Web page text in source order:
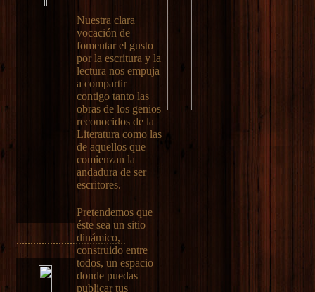
.......................................
Nuestra clara
vocación de
fomentar el gusto
por la escritura y la
lectura nos empuja
a compartir
contigo tanto las
obras de los genios
reconocidos de la
Literatura como las
de aquellos que
comienzan la
andadura de ser
escritores.
Pretendemos que
éste sea un sitio
dinámico,
construido entre
todos, un espacio
donde puedas
publicar tus